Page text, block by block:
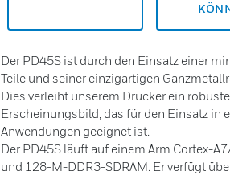
Der PD45S ist durch den Einsatz einer
Teile und seiner einzigartigen
Dies verleiht unserem Drucker ein
Erscheinungsbild, das für den Einsatz in
Anwendungen geeignet ist.
Der PD45S läuft auf einem Arm Cortex-
und 128-M-DDR3-SDRAM. Er verfügt